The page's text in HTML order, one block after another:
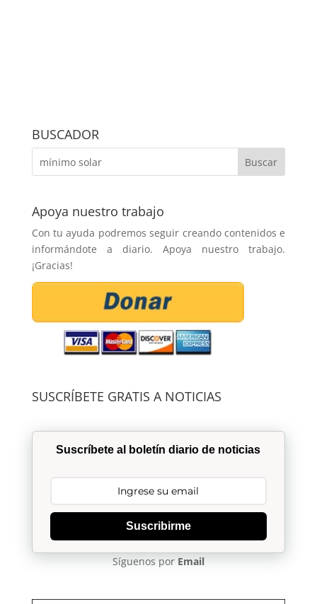
BUSCADOR
Apoya nuestro trabajo
Con tu ayuda podremos seguir creando contenidos e
informándote a diario. Apoya nuestro trabajo.
¡Gracias!
SUSCRÍBETE GRATIS A NOTICIAS
Suscríbete al boletín diario de noticias
Suscribirme
Síguenos por Email